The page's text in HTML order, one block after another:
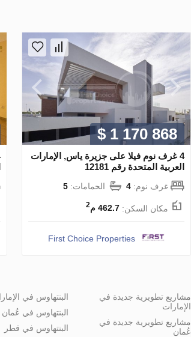
$ 1 170 868
4 غرف نوم فيلا على جزيرة ياس, الإمارات
العربية المتحدة رقم 12181
غرف نوم: 4 الحمامات: 5
مكان السكن: 462.7 م 2
First Choice Properties
مشاريع تطويرية جديدة في
الإمارات
مشاريع تطويرية جديدة في
عُمان
البنتهاوس في
البنتهاوس في عُمان
البنتهاوس في قطر